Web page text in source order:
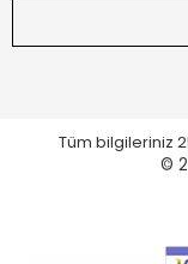
Tüm bilgileriniz
©